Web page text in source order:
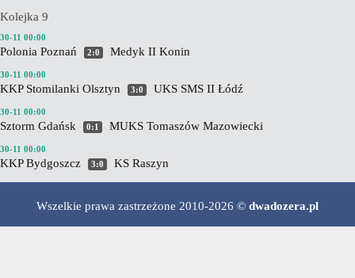
Kolejka 9
30-11 00:00
Polonia Poznań 2:0 Medyk II Konin
30-11 00:00
KKP Stomilanki Olsztyn 3:0 UKS SMS II Łódź
30-11 00:00
Sztorm Gdańsk 0:1 MUKS Tomaszów Mazowiecki
30-11 00:00
KKP Bydgoszcz 3:0 KS Raszyn
Wszelkie prawa zastrzeżone 2010-2026 © dwadozera.pl